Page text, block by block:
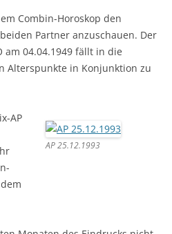
Combin-Horoskop den
Partner anzuschauen. Der
am 04.04.1949 fällt in die
Alterspunkte in Konjunktion zu
AP 25.12.1993
AP